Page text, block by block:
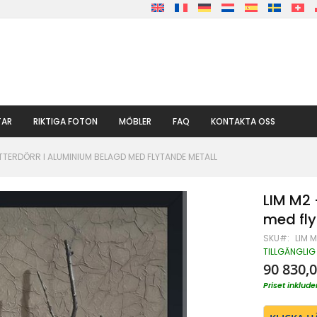
RIKTIGA FOTON MÖBLER FAQ KONTAKTA OSS
I ALUMINIUM BELAGD MED FLYTANDE METALL
LIM
med
SKU LIM
90
Priset